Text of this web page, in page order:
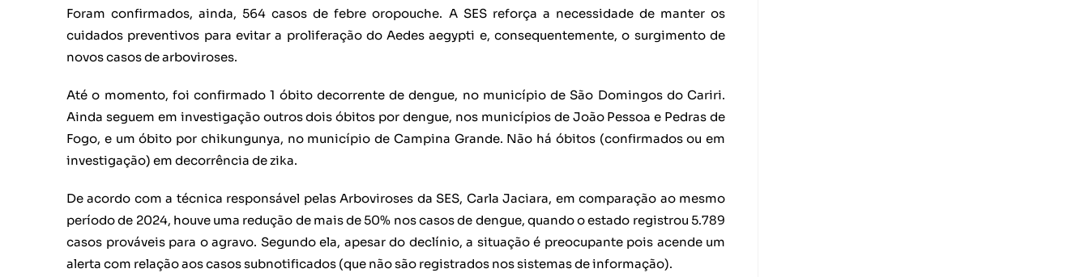
Foram confirmados, ainda, 564 casos de febre oropouche. A SES reforça a necessidade de manter os
cuidados preventivos para evitar a proliferação do Aedes aegypti e, consequentemente, o surgimento de
novos casos de arboviroses.
Até o momento, foi confirmado 1 óbito decorrente de dengue, no município de São Domingos do Cariri.
Ainda seguem em investigação outros dois óbitos por dengue, nos municípios de João Pessoa e Pedras de
Fogo, e um óbito por chikungunya, no município de Campina Grande. Não há óbitos (confirmados ou em
investigação) em decorrência de zika.
De acordo com a técnica responsável pelas Arboviroses da SES, Carla Jaciara, em comparação ao mesmo
período de 2024, houve uma redução de mais de 50% nos casos de dengue, quando o estado registrou 5.789
casos prováveis para o agravo. Segundo ela, apesar do declínio, a situação é preocupante pois acende um
alerta com relação aos casos subnotificados (que não são registrados nos sistemas de informação).